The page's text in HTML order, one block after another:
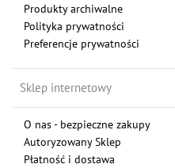
Produkty archiwalne
Polityka prywatności
Preferencje prywatności
Sklep internetowy
O nas - bezpieczne zakupy
Autoryzowany Sklep
Płatność i dostawa